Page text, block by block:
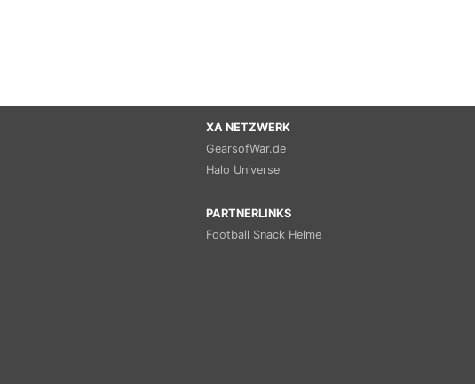
XA NETZWERK
GearsofWar.de
Halo Universe
PARTNERLINKS
Football Snack Helme